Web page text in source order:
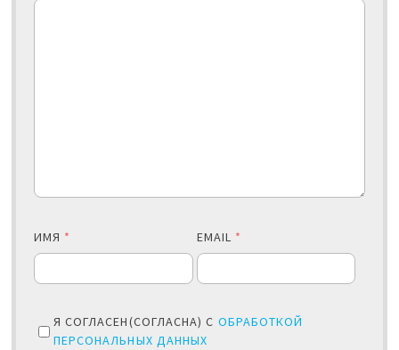
ИМЯ * EMAIL *
Я СОГЛАСЕН(СОГЛАСНА) С ОБРАБОТКОЙ
ПЕРСОНАЛЬНЫХ ДАННЫХ